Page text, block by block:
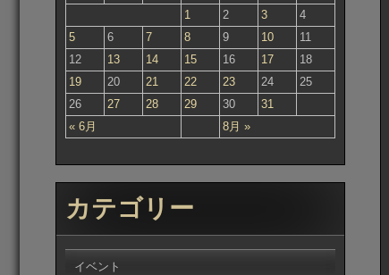
« 6月 8月 »
1 2 3
4
5
6 7 8 9 10
11
12
13 14 15 16 17
18
19
20 21 22 23 24
25
26
27 28 29 30 31
カテゴリー
イベント